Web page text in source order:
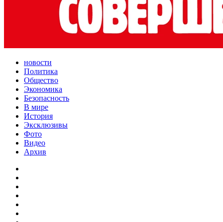
новости
Политика
Общество
Экономика
Безопасность
В мире
История
Эксклюзивы
Фото
Видео
Архив